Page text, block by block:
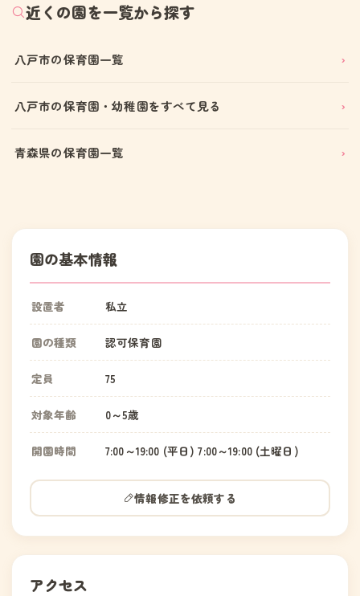
近くの園を一覧から探す
八戸市の保育園一覧
八戸市の保育園・幼稚園をすべて見る
青森県の保育園一覧
園の基本情報
設置者 私立
園の種類 認可保育園
定員 75
対象年齢 0～5歳
開園時間 7:00～19:00 (平日) 7:00～19:00 (土曜日)
情報修正を依頼する
アクセス